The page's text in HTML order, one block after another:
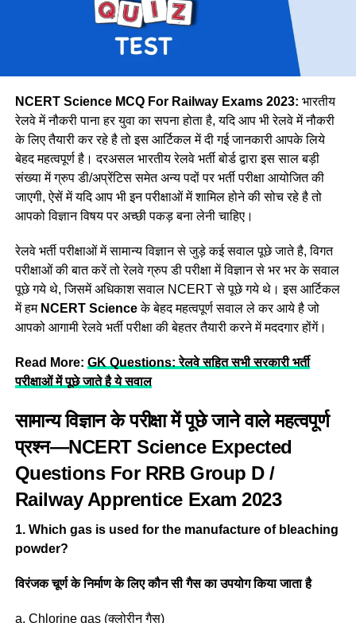
NCERT Science MCQ For Railway Exams 2023: भारतीय
रेलवे में नौकरी पाना हर युवा का सपना होता है, यदि आप भी रेलवे में नौकरी
के लिए तैयारी कर रहे है तो इस आर्टिकल में दी गई जानकारी आपके लिये
बेहद महत्वपूर्ण है। दरअसल भारतीय रेलवे भर्ती बोर्ड द्वारा इस साल बड़ी
संख्या में ग्रुप डी/अप्रेंटिस समेत अन्य पदों पर भर्ती परीक्षा आयोजित की
जाएगी, ऐसें में यदि आप भी इन परीक्षाओं में शामिल होने की सोच रहे है तो
आपको विज्ञान विषय पर अच्छी पकड़ बना लेनी चाहिए।
रेलवे भर्ती परीक्षाओं में सामान्य विज्ञान से जुड़े कई सवाल पूछे जाते है, विगत
परीक्षाओं की बात करें तो रेलवे ग्रुप डी परीक्षा में विज्ञान से भर भर के सवाल
पूछे गये थे, जिसमें अधिकाश सवाल NCERT से पूछे गये थे। इस आर्टिकल
में हम NCERT Scienceके बेहद महत्वपूर्ण सवाल ले कर आये है जो
आपको आगामी रेलवे भर्ती परीक्षा की बेहतर तैयारी करने में मददगार होंगें।
Read More: GK Questions: रेलवे सहित सभी सरकारी भर्ती
परीक्षाओं में पूछे जाते है ये सवाल
सामान्य विज्ञान के परीक्षा में पूछे जाने वाले महत्वपूर्ण
प्रश्न—NCERT Science Expected
Questions For RRB Group D /
Railway Apprentice Exam 2023
1. Which gas is used for the manufacture of bleaching
powder?
विरंजक चूर्ण के निर्माण के लिए कौन सी गैस का उपयोग किया जाता है
a. Chlorine gas (क्लोरीन गैस)